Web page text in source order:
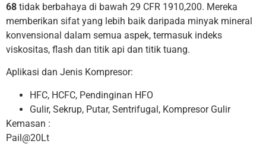
68 tidak berbahaya di bawah 29 CFR 1910,200. Mereka
memberikan sifat yang lebih baik daripada minyak mineral
konvensional dalam semua aspek, termasuk indeks
viskositas, flash dan titik api dan titik tuang.
Aplikasi dan Jenis Kompresor:
HFC, HCFC, Pendinginan HFO
Gulir, Sekrup, Putar, Sentrifugal, Kompresor Gulir
Kemasan :
Pail@20Lt